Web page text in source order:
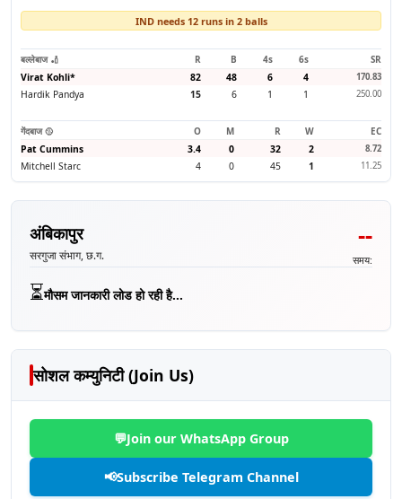
IND needs 12 runs in 2 balls
बल्लेबाज 🏏 R B 4s 6s
SR
Virat Kohli* 82 48 6 4 170.83
Hardik Pandya 15 6 1 1 250.00
गेंदबाज 🥎 O M R W
EC
Pat Cummins
3.4 0 32 2 8.72
Mitchell Starc 4 0 45 1 11.25
अंबिकापुर
सरगुजा संभाग, छ.ग.
--
समय:
⏳मौसम जानकारी लोड हो रही है...
सोशल कम्युनिटी (Join Us)
💬Join our WhatsApp Group
📢Subscribe Telegram Channel